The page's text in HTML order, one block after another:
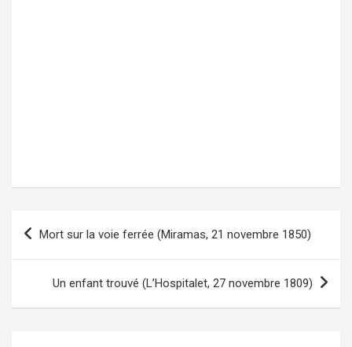
Navigation
de
l’article
Mort sur la voie ferrée (Miramas, 21 novembre 1850)
Un enfant trouvé (L’Hospitalet, 27 novembre 1809)